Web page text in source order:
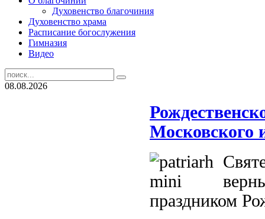
Духовенство благочиния
Духовенство храма
Расписание богослужения
Гимназия
Видео
08.08.2026
Московского
праздником